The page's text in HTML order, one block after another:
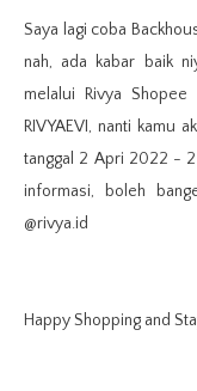
Saya lagi coba
nah, ada kabar baik
melalui Rivya
RIVYAEVI, nanti kamu
tanggal 2 Apri 2022 - 2
informasi, boleh
@rivya.id
Happy Shopping and